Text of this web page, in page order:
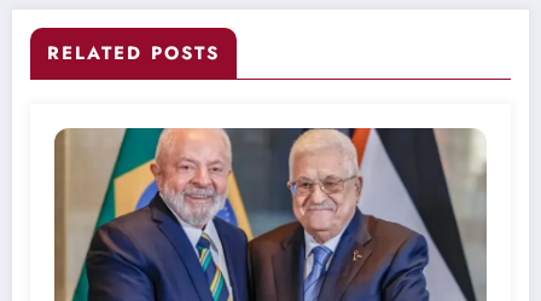
RELATED POSTS